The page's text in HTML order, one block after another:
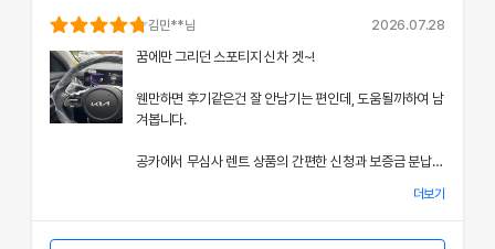
돋보여 제게 잊지 못할 기억으로 남았으며, 이 만족스러운
로 책정되었고, 필요할 때마다 즉시 출고되는 신차 시스템
은 제 일정에 맞춰 안정적으로 차량을 이용할 수 있도록 도
와주었어요.
쏘나타의 우아한 디자인과 최신 편의 기능, 그리고 안전장
치에 대한 상세한 설명은 제 기대 이상이었으며, 전 과정에
어요.
도 공카를 우선적으로 이용하게 만들 정도로 만족스러웠으
김민**님 2026.07.28
꿈에만 그리던 스포티지 신차 겟~!
웬만하면 후기같은건 잘 안남기는 편인데, 도움될까하여 남
겨봅니다.
공카에서 무심사 렌트 상품의 간편한 신청과 보증금 분납,
차량 인수 시 이준호 담당자님께서 따뜻하면서도 세심하게
더보기
'(주)공카'는 (이하 '회사'는) 고객님의 개인정보를 중요시하며, "정보
통신망 이용촉진 및 정보보호"에 관한 법률을 준수하고 있습니다.
회사는 개인정보처리방침을 통하여 고객님께서 제공하시는 개인정보
가 어떠한 용도와 방식으로 이용되고 있으며, 개인정보보호를 위해 어
떠한 조치가 취해지고 있는지 알려드립니다.
회사는 개인정보처리방침을 개정하는 경우 웹사이트 공지사항(또는